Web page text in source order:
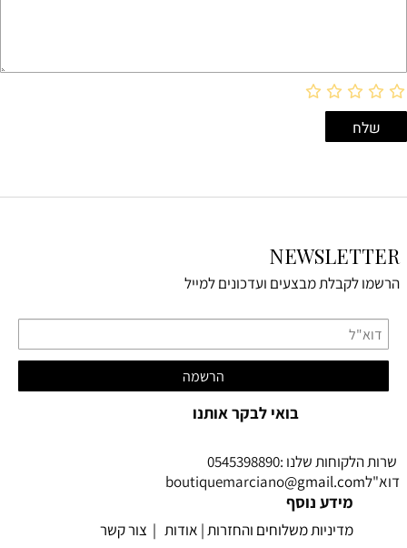
NEWSLETTER
הרשמו לקבלת מבצעים ועדכונים למייל
בואי לבקר אותנו
שרות הלקוחות שלנו :0545398890
דוא"לboutiquemarciano@gmail.com
מידע נוסף
מדיניות משלוחים והחזרות| אודות | צור קשר